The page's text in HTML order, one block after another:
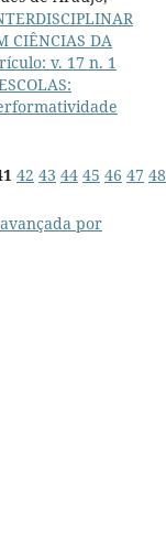
CIÊNCIAS DA
v. 17 n. 1
42 43 44 45 46 47 48
por